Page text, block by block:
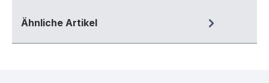
Ähnliche Artikel